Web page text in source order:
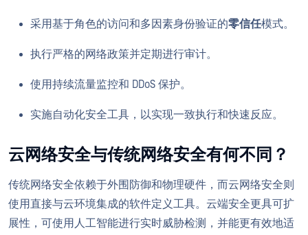
采用基于角色的访问和多因素身份验证的零信任模式。
执行严格的网络政策并定期进行审计。
使用持续流量监控和 DDoS 保护。
实施自动化安全工具，以实现一致执行和快速反应。
云网络安全与传统网络安全有何不同？
传统网络安全依赖于外围防御和物理硬件，而云网络安全则
使用直接与云环境集成的软件定义工具。云端安全更具可扩
展性，可使用人工智能进行实时威胁检测，并能更有效地适